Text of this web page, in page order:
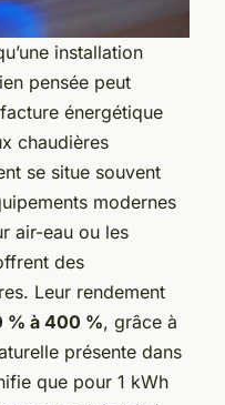
installation
pensée peut
énergétique
chaudières
se situe souvent
modernes
air-eau ou les
des
Leur rendement
% à 400 %, grâce à
présente dans
que pour 1 kWh